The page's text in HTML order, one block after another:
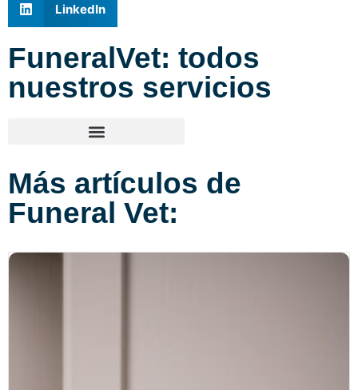
LinkedIn
FuneralVet: todos
nuestros servicios
Más artículos de
Funeral Vet: